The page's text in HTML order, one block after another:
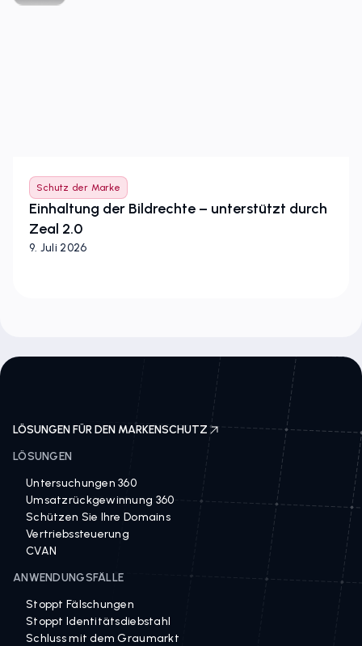
Schutz der Marke
Einhaltung der Bildrechte – unterstützt durch
Zeal 2.0
9. Juli 2026
LÖSUNGEN FÜR DEN MARKENSCHUTZ
LÖSUNGEN
Untersuchungen 360
Umsatzrückgewinnung 360
Schützen Sie Ihre Domains
Vertriebssteuerung
CVAN
ANWENDUNGSFÄLLE
Stoppt Fälschungen
Stoppt Identitätsdiebstahl
Schluss mit dem Graumarkt